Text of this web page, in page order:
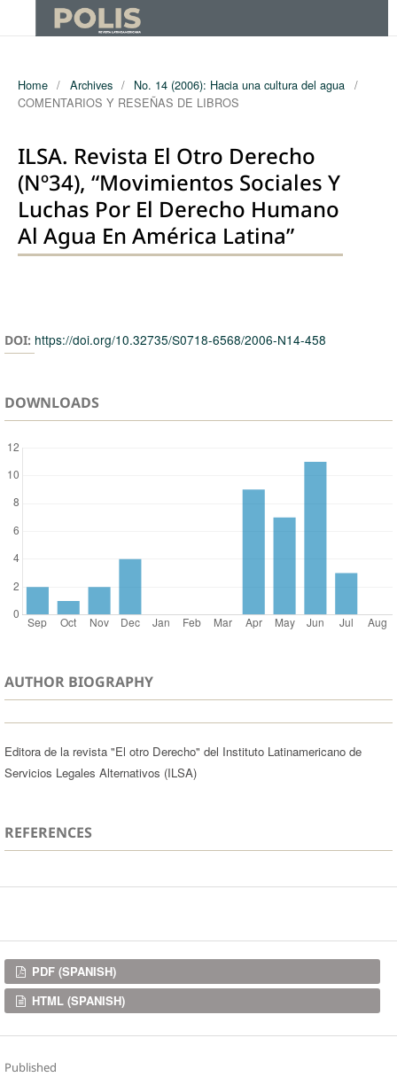
Home / Archives / No. 14 (2006): Hacia una cultura del agua /
COMENTARIOS Y RESEÑAS DE LIBROS
ILSA. Revista El Otro Derecho
(nº34), “Movimientos Sociales Y
Luchas Por El Derecho Humano
Al Agua En América Latina”
DOI: https://doi.org/10.32735/S0718-6568/2006-N14-458
DOWNLOADS
AUTHOR BIOGRAPHY
Editora de la revista "El otro Derecho" del Instituto Latinamericano de
Servicios Legales Alternativos (ILSA)
REFERENCES
Downloads
PDF (SPANISH)
HTML (SPANISH)
Published